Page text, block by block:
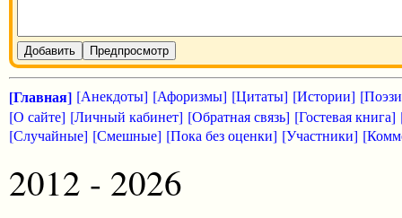
Добавить Предпросмотр
[Главная] [Анекдоты] [Афоризмы] [Цитаты] [Истории]
[О сайте] [Личный кабинет] [Обратная связь] [Гостевая книга]
[Случайные] [Смешные] [Пока без оценки] [Участники]
2012 - 2026